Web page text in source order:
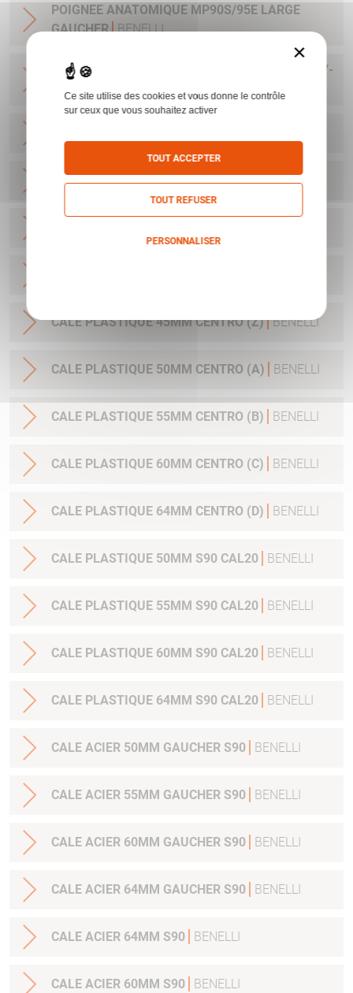
POIGNEE ANATOMIQUE MP90S/95E LARGE
GAUCHER BENELLI
KIT NETTOYAGE C12 BENELLI NNO 1005-15-187-
CALE PLASTIQUE 55MM CRIO (B) BENELLI
CALE PLASTIQUE 45MM CENTRO (Z) BENELLI
CALE PLASTIQUE 50MM CENTRO (A) BENELLI
CALE PLASTIQUE 55MM CENTRO (B) BENELLI
CALE PLASTIQUE 60MM CENTRO (C) BENELLI
CALE PLASTIQUE 64MM CENTRO (D) BENELLI
CALE PLASTIQUE 50MM S90 CAL20 BENELLI
CALE PLASTIQUE 55MM S90 CAL20 BENELLI
CALE PLASTIQUE 60MM S90 CAL20 BENELLI
CALE PLASTIQUE 64MM S90 CAL20 BENELLI
CALE ACIER 50MM GAUCHER S90 BENELLI
CALE ACIER 55MM GAUCHER S90 BENELLI
CALE ACIER 60MM GAUCHER S90 BENELLI
CALE ACIER 64MM GAUCHER S90 BENELLI
CALE ACIER 64MM S90 BENELLI
CALE ACIER 60MM S90 BENELLI
×
Ce site utilise des cookies et vous donne le contrôle
sur ceux que vous souhaitez activer
TOUT ACCEPTER
TOUT REFUSER
PERSONNALISER